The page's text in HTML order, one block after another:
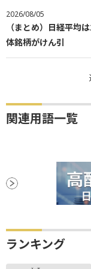
2026/08/05
（まとめ）日経平
体銘柄がけん引
関連用語一覧
ランキング